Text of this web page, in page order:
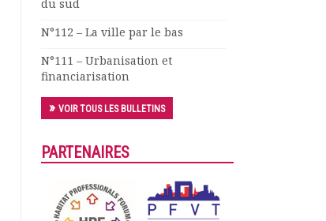
du sud
N°112 – La ville par le bas
N°111 – Urbanisation et
financiarisation
VOIR TOUS LES BULLETINS
PARTENAIRES